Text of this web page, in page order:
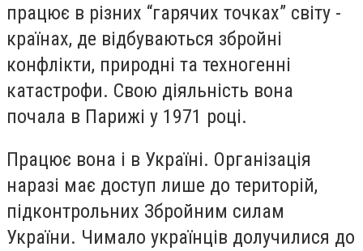
працює в різних “гарячих точках” світу -
країнах, де відбуваються збройні
конфлікти, природні та техногенні
катастрофи. Свою діяльність вона
почала в Парижі у 1971 році.
Працює вона і в Україні. Організація
наразі має доступ лише до територій,
підконтрольних Збройним силам
України. Чимало українців долучилися до